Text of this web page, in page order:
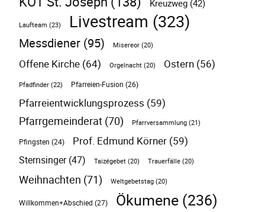
Kreuzweg (42)
Laufteam (23) Livestream (323)
Messdiener (95) Misereor (20)
Offene Kirche (64) Orgelnacht (20) Ostern (56)
Pfadfinder (22) Pfarreien-Fusion (26)
Pfarreientwicklungsprozess (59)
Pfarrgemeinderat (70) Pfarrversammlung (21)
Pfingsten (24) Prof. Edmund Körner (59)
Sternsinger(47) Taizégebet (20) Trauerfälle (20)
Weihnachten (71) Weltgebetstag (20)
Willkommen+Abschied (27) Ökumene (236)